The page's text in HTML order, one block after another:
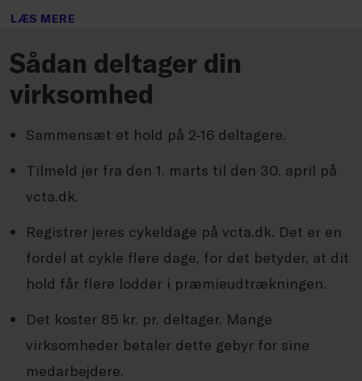
LÆS MERE
Sådan deltager din
virksomhed
Sammensæt et hold på 2-16 deltagere.
Tilmeld jer fra den 1. marts til den 30. april på
vcta.dk.
Registrer jeres cykeldage på vcta.dk. Det er en
fordel at cykle flere dage, for det betyder, at dit
hold får flere lodder i præmieudtrækningen.
Det koster 85 kr. pr. deltager. Mange
virksomheder betaler dette gebyr for sine
medarbejdere.